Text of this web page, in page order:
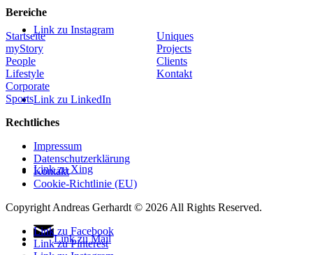
Link zu Instagram
Link zu LinkedIn
Link zu Xing
Link zu Mail
Bereiche
Startseite
myStory
People
Lifestyle
Corporate
Sports
Uniques
Projects
Clients
Kontakt
Rechtliches
Impressum
Datenschutzerklärung
Kontakt
Cookie-Richtlinie (EU)
Copyright Andreas Gerhardt © 2026 All Rights Reserved.
Link zu Facebook
Link zu Pinterest